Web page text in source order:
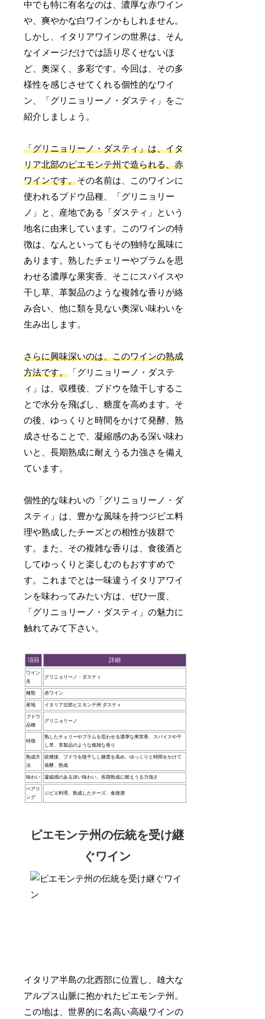
中でも特に有名なのは、濃厚な赤ワイン
や、爽やかな白ワインかもしれません。
しかし、イタリアワインの世界は、そん
なイメージだけでは語り尽くせないほ
ど、奥深く、多彩です。今回は、その多
様性を感じさせてくれる個性的なワイ
ン、「グリニョリーノ・ダスティ」をご
紹介しましょう。
「グリニョリーノ・ダスティ」は、イタ
リア北部のピエモンテ州で造られる、赤
ワインです。その名前は、このワインに
使われるブドウ品種、「グリニョリー
ノ」と、産地である「ダスティ」という
地名に由来しています。このワインの特
徴は、なんといってもその独特な風味に
あります。熟したチェリーやプラムを思
わせる濃厚な果実香、そこにスパイスや
干し草、革製品のような複雑な香りが絡
み合い、他に類を見ない奥深い味わいを
生み出します。
さらに興味深いのは、このワインの熟成
方法です。 「グリニョリーノ・ダステ
ィ」は、収穫後、ブドウを陰干しするこ
とで水分を飛ばし、糖度を高めます。そ
の後、ゆっくりと時間をかけて発酵、熟
成させることで、凝縮感のある深い味わ
いと、長期熟成に耐えうる力強さを備え
ています。
個性的な味わいの「グリニョリーノ・ダ
スティ」は、豊かな風味を持つジビエ料
理や熟成したチーズとの相性が抜群で
す。また、その複雑な香りは、食後酒と
してゆっくりと楽しむのもおすすめで
す。これまでとは一味違うイタリアワイ
ンを味わってみたい方は、ぜひ一度、
「グリニョリーノ・ダスティ」の魅力に
触れてみて下さい。
項目 詳細
ワイン
名
グリニョリーノ・ダスティ
種類 赤ワイン
産地 イタリア北部ピエモンテ州 ダスティ
ブドウ
品種
グリニョリーノ
特徴
熟したチェリーやプラムを思わせる濃厚な果実香、スパイスや干
し草、革製品のような複雑な香り
熟成方
法
収穫後、ブドウを陰干しし糖度を高め、ゆっくりと時間をかけて
発酵、熟成
味わい 凝縮感のある深い味わい、長期熟成に耐えうる力強さ
ペアリ
ング
ジビエ料理、熟成したチーズ、食後酒
ピエモンテ州の伝統を受け継
ぐワイン
イタリア半島の北西部に位置し、雄大な
アルプス山脈に抱かれたピエモンテ州。
この地は、世界的に名高い高級ワインの